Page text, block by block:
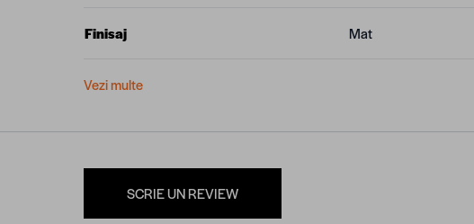
Finisaj Mat
Vezi multe
SCRIE UN REVIEW